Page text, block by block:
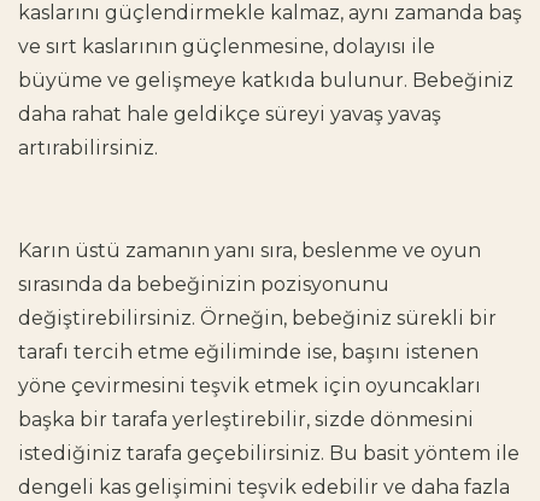
kaslarını güçlendirmekle kalmaz, aynı zamanda baş
ve sırt kaslarının güçlenmesine, dolayısı ile
büyüme ve gelişmeye katkıda bulunur. Bebeğiniz
daha rahat hale geldikçe süreyi yavaş yavaş
artırabilirsiniz.
Karın üstü zamanın yanı sıra, beslenme ve oyun
sırasında da bebeğinizin pozisyonunu
değiştirebilirsiniz. Örneğin, bebeğiniz sürekli bir
tarafı tercih etme eğiliminde ise, başını istenen
yöne çevirmesini teşvik etmek için oyuncakları
başka bir tarafa yerleştirebilir, sizde dönmesini
istediğiniz tarafa geçebilirsiniz. Bu basit yöntem ile
dengeli kas gelişimini teşvik edebilir ve daha fazla